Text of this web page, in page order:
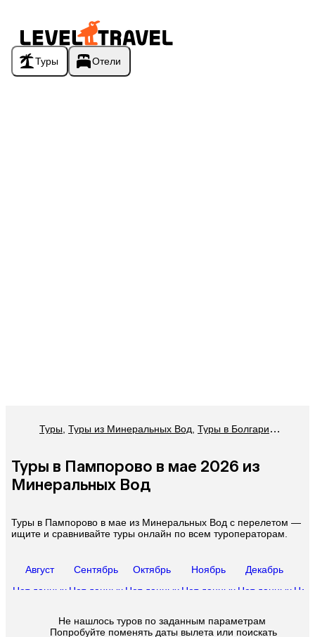
Туры Отели
Туры Туры из Минеральных Вод Туры в Болгарию из Минеральных Вод
Туры в Пампорово в мае 2026 из
Минеральных Вод
Туры в Пампорово в мае из Минеральных Вод с перелетом —
ищите и сравнивайте туры онлайн по всем туроператорам.
Август
Нет данных
Сентябрь
Нет данных
Октябрь
Нет данных
Ноябрь
Нет данных
Декабрь
Нет данных Нет
Не нашлось туров по заданным параметрам